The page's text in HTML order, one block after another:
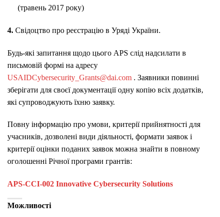
(травень 2017 року)
4. Свідоцтво про реєстрацію в Уряді України.
Будь-які запитання щодо цього APS слід надсилати в
письмовій формі на адресу
USAIDCybersecurity_Grants@dai.com . Заявники повинні
зберігати для своєї документації одну копію всіх додатків,
які супроводжують їхню заявку.
Повну інформацію про умови, критерії прийнятності для
учасників, дозволені види діяльності, формати заявок і
критерії оцінки поданих заявок можна знайти в повному
оголошенні Річної програми грантів:
APS-CCI-002 Innovative Cybersecurity Solutions
Можливості